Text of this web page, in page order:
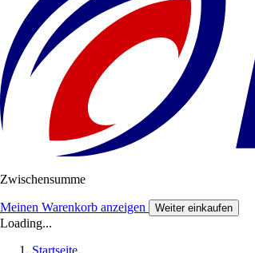
Zwischensumme
Meinen Warenkorb anzeigen Weiter einkaufen
Loading...